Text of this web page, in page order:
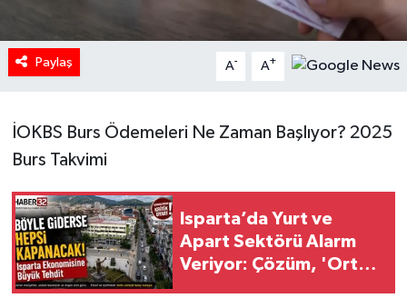
Paylaş A- A+
İOKBS Burs Ödemeleri Ne Zaman Başlıyor? 2025
Burs Takvimi
Isparta’da Yurt ve
Apart Sektörü Alarm
Veriyor: Çözüm, 'Ortak
POLİTİKA
SAĞLIK
Tarihi Yapılarımız
Teknoloji